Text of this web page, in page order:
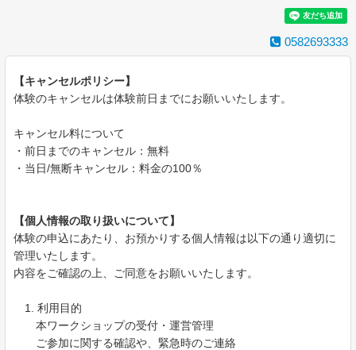
0582693333
【キャンセルポリシー】
体験のキャンセルは体験前日までにお願いいたします。
キャンセル料について
・前日までのキャンセル：無料
・当日/無断キャンセル：料金の100％
【個人情報の取り扱いについて】
体験の申込にあたり、お預かりする個人情報は以下の通り適切に
管理いたします。
内容をご確認の上、ご同意をお願いいたします。
1. 利用目的
本ワークショップの受付・運営管理
ご参加に関する確認や、緊急時のご連絡